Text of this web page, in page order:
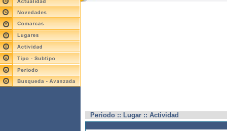
Periodo :: Lugar :: Actividad